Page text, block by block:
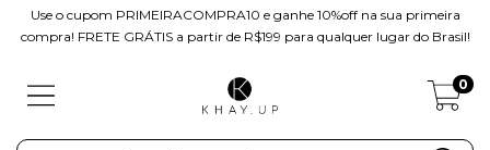
Use o cupom PRIMEIRACOMPRA10 e ganhe 10%off na sua primeira
compra! FRETE GRÁTIS a partir de R$199 para qualquer lugar do Brasil!
0